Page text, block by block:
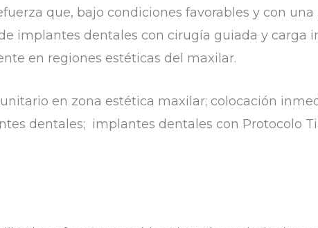
que, bajo condiciones favorables y con
implantes dentales con cirugía guiada y carga
en regiones estéticas del maxilar.
en zona estética maxilar; colocación
dentales; implantes dentales con Protocolo